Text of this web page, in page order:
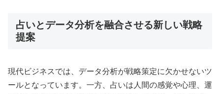
占いとデータ分析を融合させる新しい戦略
提案
現代ビジネスでは、データ分析が戦略策定に欠かせないツ
ールとなっています。一方、占いは人間の感覚や心理、運